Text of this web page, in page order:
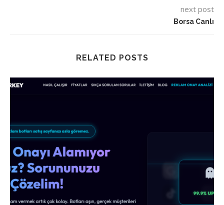
next post
Borsa Canlı
RELATED POSTS